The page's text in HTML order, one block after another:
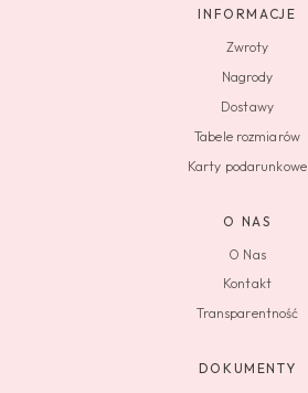
INFORMACJE
Zwroty
Nagrody
Dostawy
Tabele rozmiarów
Karty podarunkowe
O NAS
O Nas
Kontakt
Transparentność
DOKUMENTY